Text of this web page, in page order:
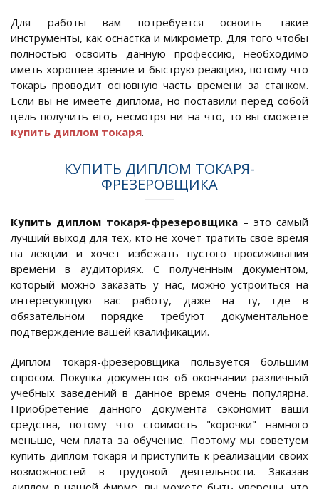
Для работы вам потребуется освоить такие
инструменты, как оснастка и микрометр. Для того чтобы
полностью освоить данную профессию, необходимо
иметь хорошее зрение и быструю реакцию, потому что
токарь проводит основную часть времени за станком.
Если вы не имеете диплома, но поставили перед собой
цель получить его, несмотря ни на что, то вы сможете
купить диплом токаря.
КУПИТЬ ДИПЛОМ ТОКАРЯ-
ФРЕЗЕРОВЩИКА
Купить диплом токаря-фрезеровщика – это самый
лучший выход для тех, кто не хочет тратить свое время
на лекции и хочет избежать пустого просиживания
времени в аудиториях. С полученным документом,
который можно заказать у нас, можно устроиться на
интересующую вас работу, даже на ту, где в
обязательном порядке требуют документальное
подтверждение вашей квалификации.
Диплом токаря-фрезеровщика пользуется большим
спросом. Покупка документов об окончании различный
учебных заведений в данное время очень популярна.
Приобретение данного документа сэкономит ваши
средства, потому что стоимость "корочки" намного
меньше, чем плата за обучение. Поэтому мы советуем
купить диплом токаря и приступить к реализации своих
возможностей в трудовой деятельности. Заказав